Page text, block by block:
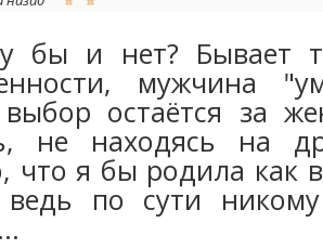
бы и нет? Бывает
мужчина
выбор остаётся за
не находясь на
что я бы родила как
ведь по сути